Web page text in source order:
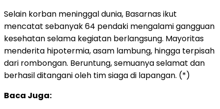
Selain korban meninggal dunia, Basarnas ikut
mencatat sebanyak 64 pendaki mengalami gangguan
kesehatan selama kegiatan berlangsung. Mayoritas
menderita hipotermia, asam lambung, hingga terpisah
dari rombongan. Beruntung, semuanya selamat dan
berhasil ditangani oleh tim siaga di lapangan. (*)
Baca Juga: